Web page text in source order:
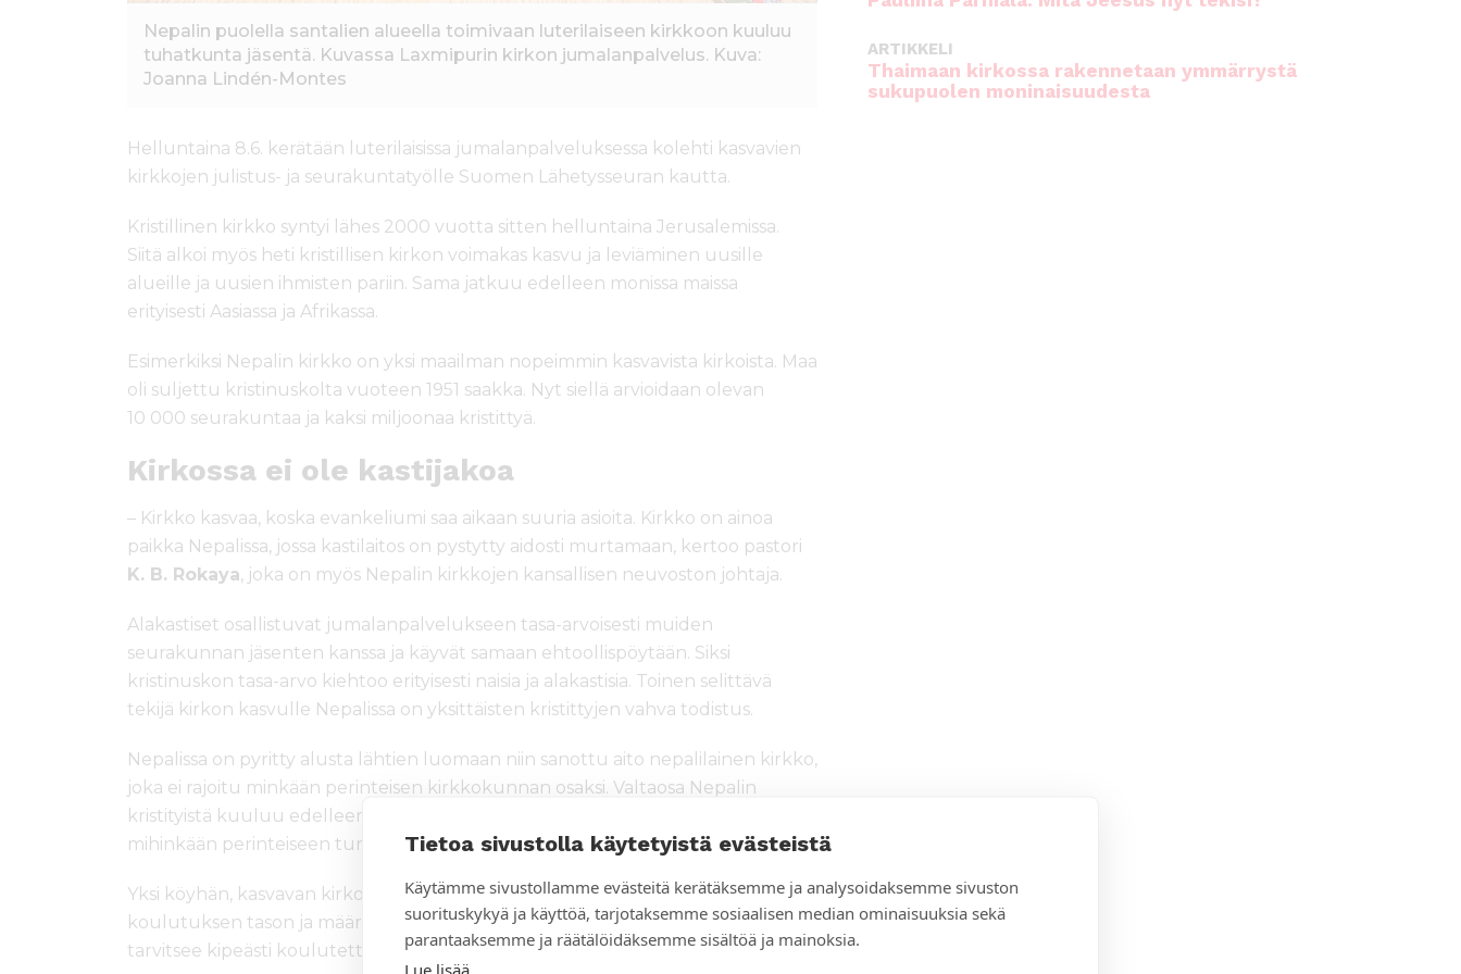
Tietoa sivustolla käytetyistä evästeistä
Käytämme sivustollamme evästeitä kerätäksemme ja analysoidaksemme sivuston
suorituskykyä ja käyttöä, tarjotaksemme sosiaalisen median ominaisuuksia sekä
parantaaksemme ja räätälöidäksemme sisältöä ja mainoksia.
Lue lisää
Nepalin puolella santalien alueella toimivaan luterilaiseen kirkkoon kuuluu
tuhatkunta jäsentä. Kuvassa Laxmipurin kirkon jumalanpalvelus. Kuva:
Joanna Lindén-Montes
Helluntaina 8.6. kerätään luterilaisissa jumalanpalveluksessa kolehti kasvavien
kirkkojen julistus- ja seurakuntatyölle Suomen Lähetysseuran kautta.
Kristillinen kirkko syntyi lähes 2000 vuotta sitten helluntaina Jerusalemissa.
Siitä alkoi myös heti kristillisen kirkon voimakas kasvu ja leviäminen uusille
alueille ja uusien ihmisten pariin. Sama jatkuu edelleen monissa maissa
erityisesti Aasiassa ja Afrikassa.
Esimerkiksi Nepalin kirkko on yksi maailman nopeimmin kasvavista kirkoista. Maa
oli suljettu kristinuskolta vuoteen 1951 saakka. Nyt siellä arvioidaan olevan
10 000 seurakuntaa ja kaksi miljoonaa kristittyä.
Kirkossa ei ole kastijakoa
– Kirkko kasvaa, koska evankeliumi saa aikaan suuria asioita. Kirkko on ainoa
paikka Nepalissa, jossa kastilaitos on pystytty aidosti murtamaan, kertoo pastori
K. B. Rokaya, joka on myös Nepalin kirkkojen kansallisen neuvoston johtaja.
Alakastiset osallistuvat jumalanpalvelukseen tasa-arvoisesti muiden
seurakunnan jäsenten kanssa ja käyvät samaan ehtoollispöytään. Siksi
kristinuskon tasa-arvo kiehtoo erityisesti naisia ja alakastisia. Toinen selittävä
tekijä kirkon kasvulle Nepalissa on yksittäisten kristittyjen vahva todistus.
Nepalissa on pyritty alusta lähtien luomaan niin sanottu aito nepalilainen kirkko,
joka ei rajoitu minkään perinteisen kirkkokunnan osaksi. Valtaosa Nepalin
kristityistä kuuluu edelleen itsenäisiin seurakuntiin, jotka eivät lukeudu
mihinkään perinteiseen tunnustuskuntaan.
Yksi köyhän, kasvavan kirkon suurimmista haasteista on teologisen
koulutuksen tason ja määrän pitäminen kirkon kasvun tahdissa. Kirkko
tarvitsee kipeästi koulutettuja työntekijöitä.
ARTIKKELI
Thaimaan kirkossa rakennetaan ymmärrystä
sukupuolen moninaisuudesta